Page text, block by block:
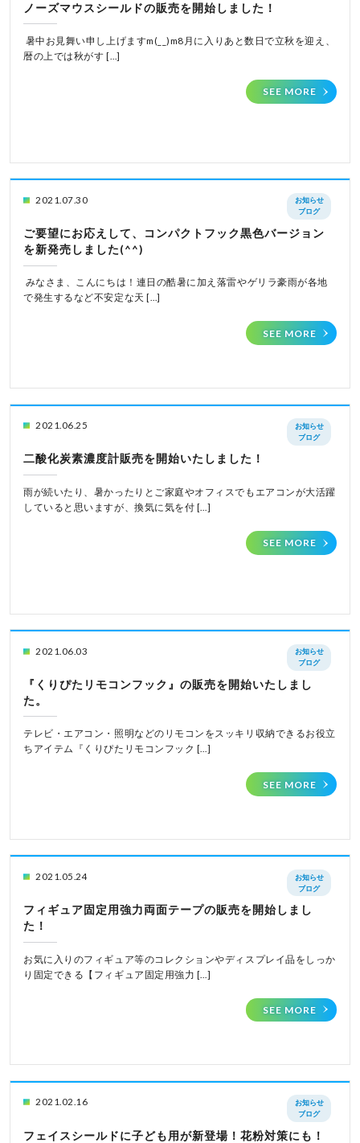
ノーズマウスシールドの販売を開始しました！
暑中お見舞い申し上げますm(__)m8月に入りあと数日で立秋を迎え、
暦の上では秋がす […]
SEE MORE
2021.07.30
お知らせ
ブログ
ご要望にお応えして、コンパクトフック黒色バージョン
を新発売しました(^^)
みなさま、こんにちは！連日の酷暑に加え落雷やゲリラ豪雨が各地
で発生するなど不安定な天 […]
SEE MORE
2021.06.25
お知らせ
ブログ
二酸化炭素濃度計販売を開始いたしました！
雨が続いたり、暑かったりとご家庭やオフィスでもエアコンが大活躍
していると思いますが、換気に気を付 […]
SEE MORE
2021.06.03
お知らせ
ブログ
『くりぴたリモコンフック』の販売を開始いたしまし
た。
テレビ・エアコン・照明などのリモコンをスッキリ収納できるお役立
ちアイテム『くりぴたリモコンフック […]
SEE MORE
2021.05.24
お知らせ
ブログ
フィギュア固定用強力両面テープの販売を開始しまし
た！
お気に入りのフィギュア等のコレクションやディスプレイ品をしっか
り固定できる【フィギュア固定用強力 […]
SEE MORE
2021.02.16
お知らせ
ブログ
フェイスシールドに子ども用が新登場！花粉対策にも！